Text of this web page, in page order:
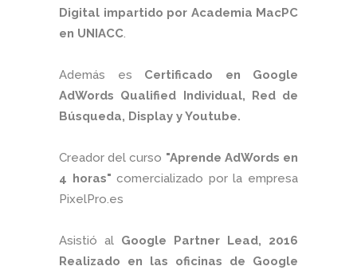
Digital impartido por Academia MacPC
en UNIACC.
Además es Certificado en Google
AdWords Qualified Individual, Red de
Búsqueda, Display y Youtube.
Creador del curso "Aprende AdWords en
4 horas" comercializado por la empresa
PixelPro.es
Asistió al Google Partner Lead, 2016
Realizado en las oficinas de Google